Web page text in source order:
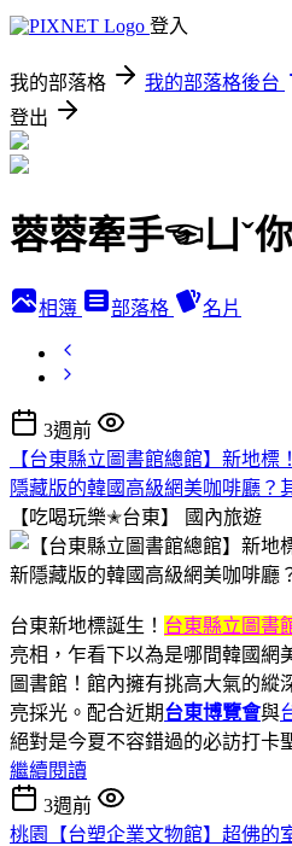
登入
我的部落格 我的部落格後台
登出
蓉蓉牽手☜ㄩˇ
相簿 部落格 名片
3週前
【台東縣立圖書館總館】新地
隱藏版的韓國高級網美咖啡廳？
【吃喝玩樂✭台東】
國內旅遊
台東新地標誕生！ 台東縣立圖書
亮相，乍看下以為是哪間韓國網
圖書館！館內擁有挑高大氣的縱
亮採光。配合近期台東博覽會與
絕對是今夏不容錯過的必訪打卡
繼續閱讀
3週前
桃園【台塑企業文物館】超佛的